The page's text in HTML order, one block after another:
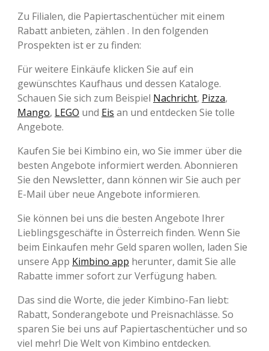
Zu Filialen, die Papiertaschentücher mit einem
Rabatt anbieten, zählen . In den folgenden
Prospekten ist er zu finden:
Für weitere Einkäufe klicken Sie auf ein
gewünschtes Kaufhaus und dessen Kataloge.
Schauen Sie sich zum Beispiel Nachricht, Pizza,
Mango, LEGO und Eis an und entdecken Sie tolle
Angebote.
Kaufen Sie bei Kimbino ein, wo Sie immer über die
besten Angebote informiert werden. Abonnieren
Sie den Newsletter, dann können wir Sie auch per
E-Mail über neue Angebote informieren.
Sie können bei uns die besten Angebote Ihrer
Lieblingsgeschäfte in Österreich finden. Wenn Sie
beim Einkaufen mehr Geld sparen wollen, laden Sie
unsere App Kimbino app herunter, damit Sie alle
Rabatte immer sofort zur Verfügung haben.
Das sind die Worte, die jeder Kimbino-Fan liebt:
Rabatt, Sonderangebote und Preisnachlässe. So
sparen Sie bei uns auf Papiertaschentücher und so
viel mehr! Die Welt von Kimbino entdecken.